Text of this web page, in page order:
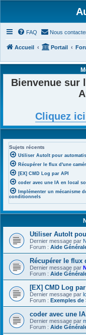
FAQ Nous
Accueil Portail
Bienvenue sur
Cliquez
Sujets récents
Utiliser AutoIt pour
Récupérer le flux d'une
[EX] CMD Log par API
coder avec une IA en local
Implémenter un mécanisme
conditionnels
Utiliser AutoIt
Dernier message par
Forum : Aide
Récupérer le
Dernier message par
Forum : Aide
[EX] CMD Log par
Dernier message par
Forum : Exemples de
coder avec une
Dernier message par
Forum : Aide